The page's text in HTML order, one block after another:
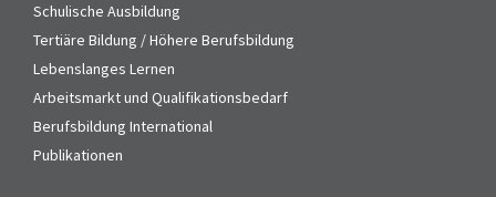
Schulische Ausbildung
Tertiäre Bildung / Höhere Berufsbildung
Lebenslanges Lernen
Arbeitsmarkt und Qualifikationsbedarf
Berufsbildung International
Publikationen